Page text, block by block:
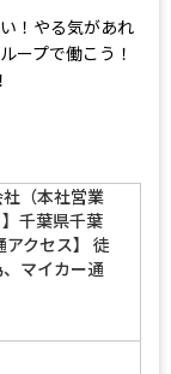
！やる気があれ
ープで働こう！
社（本社営業
千葉県千葉
クセス】 徒
マイカー通